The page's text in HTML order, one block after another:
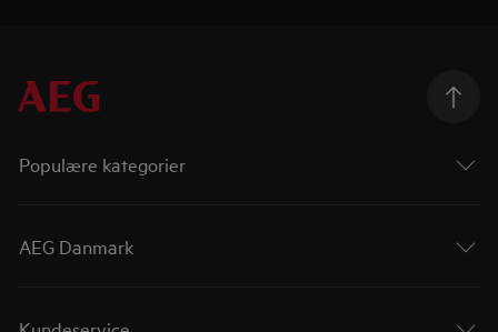
Populære kategorier
AEG Danmark